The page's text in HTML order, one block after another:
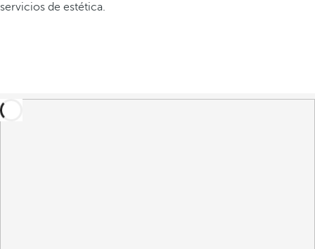
servicios de estética.